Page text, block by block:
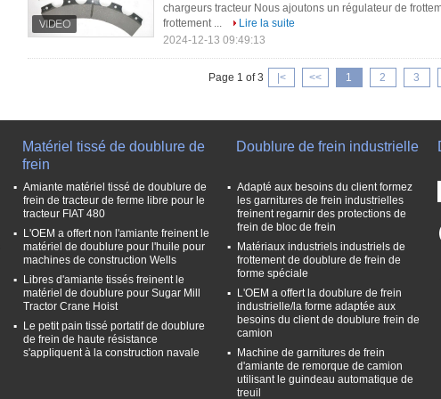
chargeurs tracteur Nous ajoutons un régulateur de
frottement ...
Lire la suite
2024-12-13 09:49:13
Page 1 of 3 |< << 1 2 3
Matériel tissé de doublure de
frein
Amiante matériel tissé de doublure de
frein de tracteur de ferme libre pour le
tracteur FIAT 480
L'OEM a offert non l'amiante freinent le
matériel de doublure pour l'huile pour
machines de construction Wells
Libres d'amiante tissés freinent le
matériel de doublure pour Sugar Mill
Tractor Crane Hoist
Le petit pain tissé portatif de doublure
de frein de haute résistance
s'appliquent à la construction navale
Doublure de frein industrielle
Adapté aux besoins du client formez
les garnitures de frein industrielles
freinent regarnir des protections de
frein de bloc de frein
Matériaux industriels industriels de
frottement de doublure de frein de
forme spéciale
L'OEM a offert la doublure de frein
industrielle/la forme adaptée aux
besoins du client de doublure frein de
camion
Machine de garnitures de frein
d'amiante de remorque de camion
utilisant le guindeau automatique de
treuil